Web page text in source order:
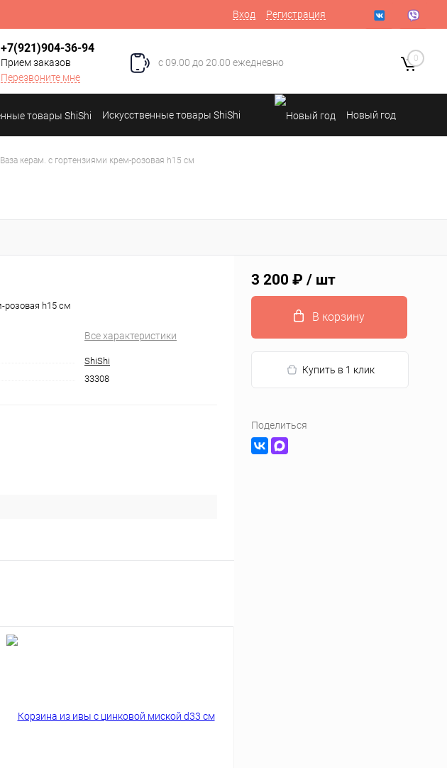
Вход Регистрация
+7(921)904-36-94
Прием заказов
Перезвоните мне
с 09.00 до 20.00 ежедневно 0
Искусственные товары ShiShi Новый год
Ваза керам. с гортензиями крем-розовая h15 см
розовая h15 см
Все характеристики
ShiShi
33308
3 200 ₽ / шт
В корзину
Купить в 1 клик
Поделиться